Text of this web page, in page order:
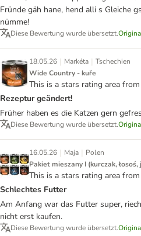
Fründe gäh hane, hend alli s Gleiche
nümme!
Diese Bewertung wurde übersetzt.
18.05.26 | Markéta | Tschechien
Wide Country - kuře
This is a stars rating area
Rezeptur geändert!
Früher haben es die Katzen gern
Diese Bewertung wurde übersetzt.
16.05.26 | Maja | Polen
Pakiet mieszany I (kurczak,
This is a stars rating area
Schlechtes Futter
Am Anfang war das Futter super,
nicht erst kaufen.
Diese Bewertung wurde übersetzt.